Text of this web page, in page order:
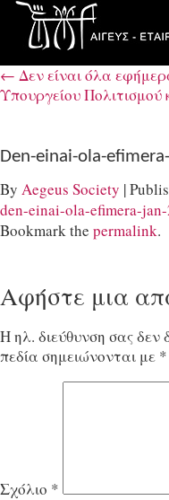
← Δεν είναι όλα
Υπουργείου Πολιτισμού
Den-einai-ola-
By Aegeus Society |
den-einai-ola-efimera-
Bookmark the permalink.
Αφήστε μια
Η ηλ. διεύθυνση σας δεν
πεδία σημειώνονται με *
Σχόλιο *